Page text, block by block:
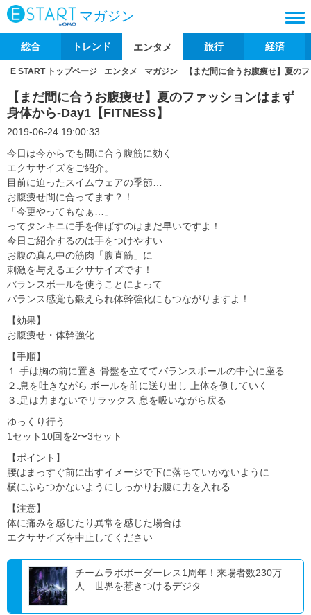
マガジン
総合 トレンド エンタメ 旅行 経済
E START トップページ エンタメ マガジン 【まだ間に合うお腹痩せ】夏の
【まだ間に合うお腹痩せ】夏のファッションはまず
身体から-Day1【FITNESS】
2019-06-24 19:00:33
今日は今からでも間に合う腹筋に効く
エクササイズをご紹介。
目前に迫ったスイムウェアの季節…
お腹痩せ間に合ってます？！
「今更やってもなぁ…」
ってタンキニに手を伸ばすのはまだ早いですよ！
今日ご紹介するのは手をつけやすい
お腹の真ん中の筋肉「腹直筋」に
刺激を与えるエクササイズです！
バランスボールを使うことによって
バランス感覚も鍛えられ体幹強化にもつながりますよ！
【効果】
お腹痩せ・体幹強化
【手順】
１.手は胸の前に置き 骨盤を立ててバランスボールの中心に座る
２.息を吐きながら ボールを前に送り出し 上体を倒していく
３.足は力まないでリラックス 息を吸いながら戻る
ゆっくり行う
1セット10回を2〜3セット
【ポイント】
腰はまっすぐ前に出すイメージで下に落ちていかないように
横にふらつかないようにしっかりお腹に力を入れる
【注意】
体に痛みを感じたり異常を感じた場合は
エクササイズを中止してください
チームラボボーダーレス1周年！来場者数230万
人…世界を惹きつけるデジタ...